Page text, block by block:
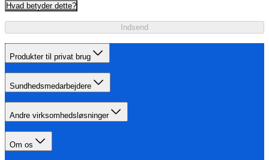
Hvad betyder dette?
Indsend
Produkter til privat brug
Sundhedsmedarbejdere
Andre virksomhedsløsninger
Om os